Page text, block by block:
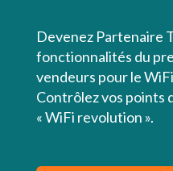
Devenez Partenaire
fonctionnalités du
vendeurs pour le
Contrôlez vos points
« WiFi revolution ».